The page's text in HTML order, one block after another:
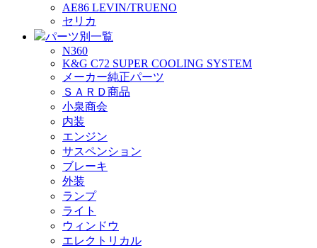
AE86 LEVIN/TRUENO
セリカ
パーツ別一覧
N360
K&G C72 SUPER COOLING SYSTEM
メーカー純正パーツ
ＳＡＲＤ商品
小泉商会
内装
エンジン
サスペンション
ブレーキ
外装
ランプ
ライト
ウィンドウ
エレクトリカル